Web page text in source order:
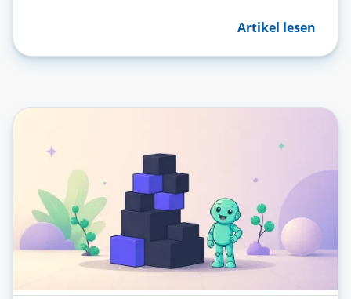
Artikel lesen